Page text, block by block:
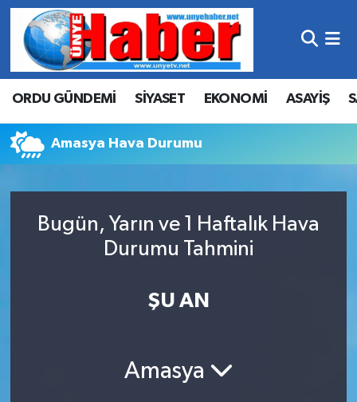
ORDU GÜNDEMİ SİYASET EKONOMİ ASAYİŞ
Amasya Hava Durumu
Bugün, Yarın ve 1 Haftalık Hava
Durumu Tahmini
ŞU AN
Amasya
Hava Durumu
Trafik Durumu
Süper Lig Puan Durumu ve Fikstür
Son Dakika Haberleri